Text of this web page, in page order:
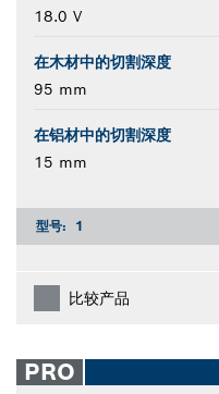
18.0 V
在木材中的切割深度
95 mm
在铝材中的切割深度
15 mm
型号: 1
比较产品
PRO